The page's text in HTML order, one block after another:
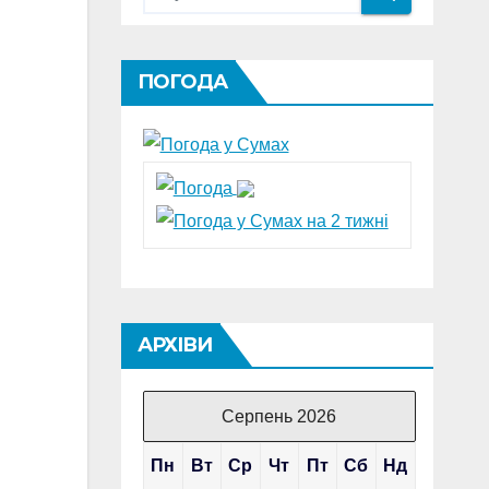
ПОГОДА
АРХІВИ
Серпень 2026
Пн Вт Ср Чт Пт Сб Нд